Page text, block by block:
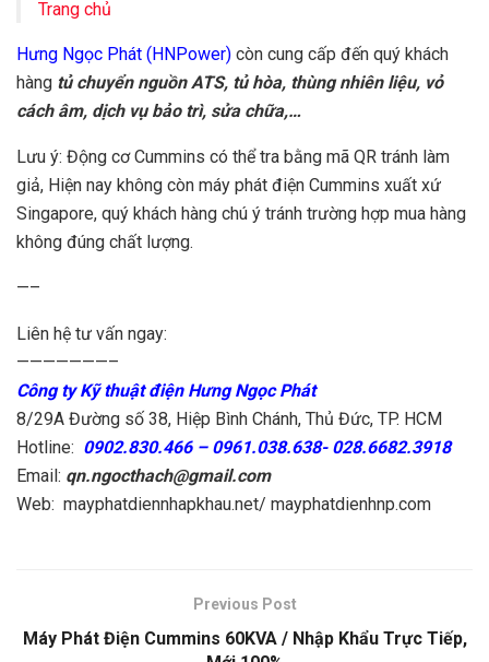
Trang chủ
Hưng Ngọc Phát (HNPower) còn cung cấp đến quý khách
hàng tủ chuyển nguồn ATS, tủ hòa, thùng nhiên liệu, vỏ
cách âm, dịch vụ bảo trì, sửa chữa,…
Lưu ý: Động cơ Cummins có thể tra bằng mã QR tránh làm
giả, Hiện nay không còn máy phát điện Cummins xuất xứ
Singapore, quý khách hàng chú ý tránh trường hợp mua hàng
không đúng chất lượng.
—–
Liên hệ tư vấn ngay:
———————–
Công ty Kỹ thuật điện Hưng Ngọc Phát
8/29A Đường số 38, Hiệp Bình Chánh, Thủ Đức, TP. HCM
Hotline: 0902.830.466 – 0961.038.638- 028.6682.3918
Email: qn.ngocthach@gmail.com
Web: mayphatdiennhapkhau.net/ mayphatdienhnp.com
Previous Post
Máy Phát Điện Cummins 60KVA / Nhập Khẩu Trực Tiếp,